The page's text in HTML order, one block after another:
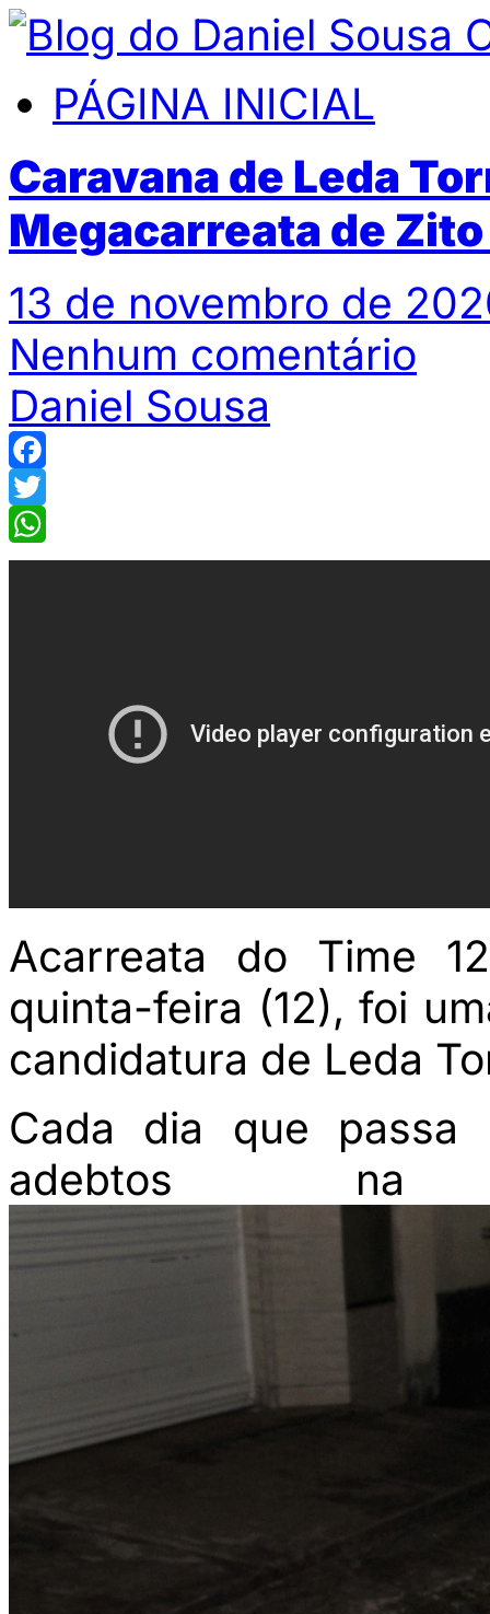
PÁGINA INICIAL
Caravana de Leda
Megacarreata de Zito
13 de novembro de
Nenhum comentário
Daniel Sousa
Facebook
Twitter
WhatsApp
Acarreata do Time
quinta-feira (12), foi
candidatura de Leda
Cada dia que passa
adebtos na